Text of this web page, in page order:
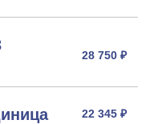
28 750 ₽
22 345 ₽